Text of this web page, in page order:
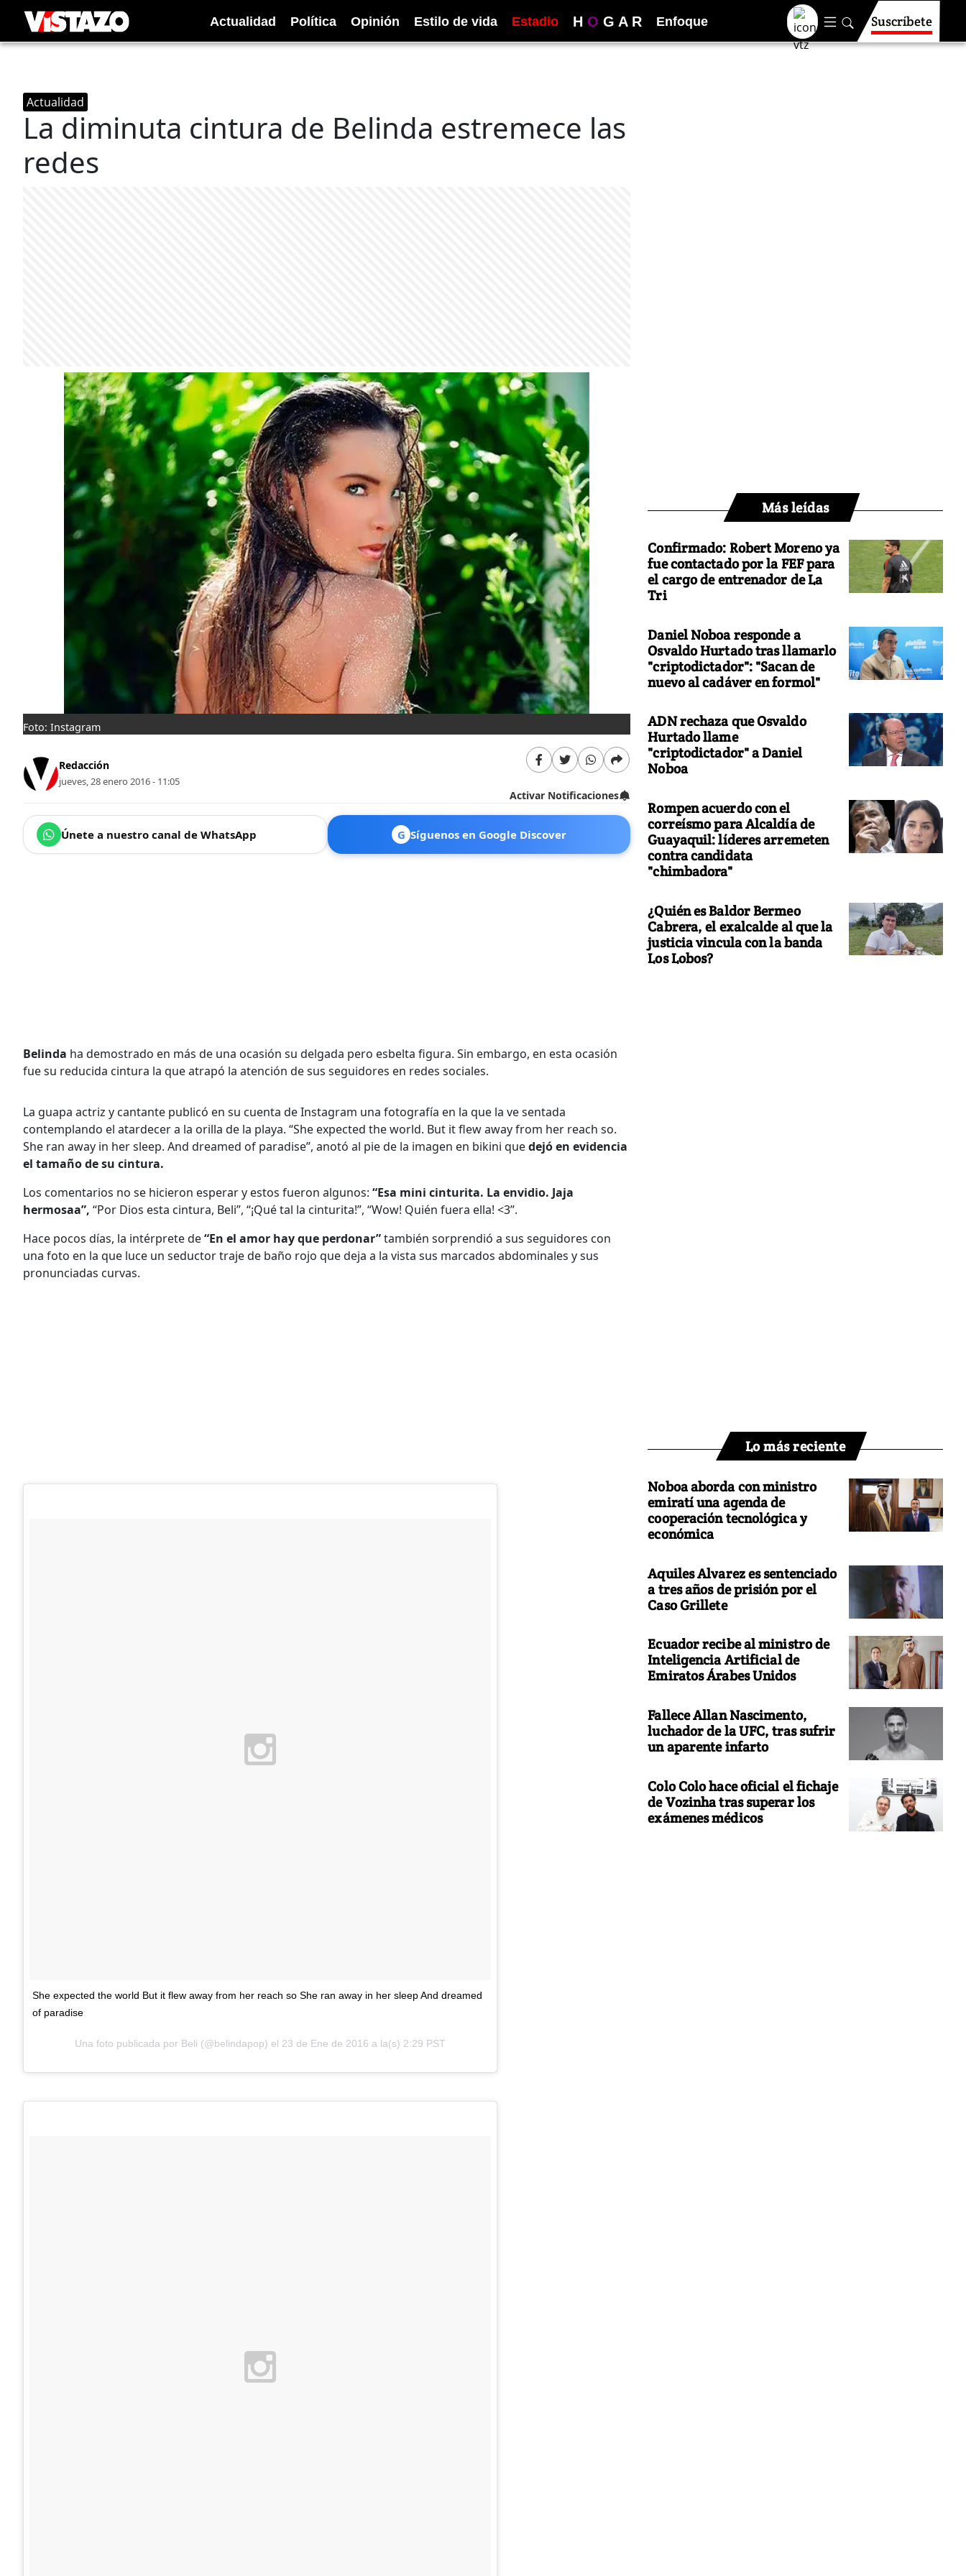
Actualidad Política Opinión Estilo de vida Estadio H O G A R Enfoque Suscríbete
Actualidad
La diminuta cintura de Belinda estremece las
redes
Foto: Instagram
Redacción
jueves, 28 enero 2016 - 11:05
Activar Notificaciones
Únete a nuestro canal de WhatsApp G Síguenos en Google Discover
Belinda ha demostrado en más de una ocasión su delgada pero esbelta figura. Sin embargo, en esta ocasión
fue su reducida cintura la que atrapó la atención de sus seguidores en redes sociales.
La guapa actriz y cantante publicó en su cuenta de Instagram una fotografía en la que la ve sentada
contemplando el atardecer a la orilla de la playa. “She expected the world. But it flew away from her reach so.
She ran away in her sleep. And dreamed of paradise”, anotó al pie de la imagen en bikini quedejó en evidencia
el tamaño de su cintura.
Los comentarios no se hicieron esperar y estos fueron algunos: “Esa mini cinturita. La envidio. Jaja
hermosaa”, “Por Dios esta cintura, Beli”, “¡Qué tal la cinturita!”, “Wow! Quién fuera ella! <3”.
Hace pocos días, la intérprete de“En el amor hay que perdonar”también sorprendió a sus seguidores con
una foto en la que luce un seductor traje de baño rojo que deja a la vista sus marcados abdominales y sus
pronunciadas curvas.
She expected the world But it flew away from her reach so She ran away in her sleep And dreamed
of paradise
Una foto publicada por Beli (@belindapop) el 23 de Ene de 2016 a la(s) 2:29 PST
Más leídas
Confirmado: Robert Moreno ya
fue contactado por la FEF para
el cargo de entrenador de La
Tri
Daniel Noboa responde a
Osvaldo Hurtado tras llamarlo
"criptodictador": "Sacan de
nuevo al cadáver en formol"
ADN rechaza que Osvaldo
Hurtado llame
"criptodictador" a Daniel
Noboa
Rompen acuerdo con el
correísmo para Alcaldía de
Guayaquil: líderes arremeten
contra candidata
"chimbadora"
¿Quién es Baldor Bermeo
Cabrera, el exalcalde al que la
justicia vincula con la banda
Los Lobos?
Lo más reciente
Noboa aborda con ministro
emiratí una agenda de
cooperación tecnológica y
económica
Aquiles Alvarez es sentenciado
a tres años de prisión por el
Caso Grillete
Ecuador recibe al ministro de
Inteligencia Artificial de
Emiratos Árabes Unidos
Fallece Allan Nascimento,
luchador de la UFC, tras sufrir
un aparente infarto
Colo Colo hace oficial el fichaje
de Vozinha tras superar los
exámenes médicos